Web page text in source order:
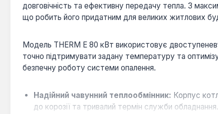
довговічність та ефективну передачу тепла. З
що робить його придатним для великих житлових
Модель THERM E 80 кВт використовує
точно підтримувати задану температуру та
безпечну роботу системи опалення.
Надійний чавунний теплообмінник: Корпус
до корозії та тривалий термін служби обладнання.